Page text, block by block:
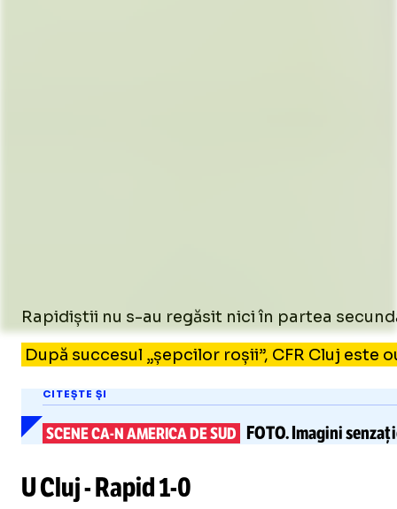
Rapidiștii nu s-au regăsit nici în partea
După succesul „șepcilor roșii”, CFR Cluj
CITEȘTE ȘI
SCENECA-NAMERICA DE SUD FOTO.Imagini
U Cluj - Rapid1-0